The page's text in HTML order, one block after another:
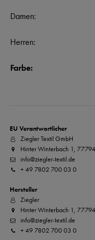
Damen:
Herren:
Farbe:
EU Verantwortlicher
Ziegler Textil GmbH
Hinter Winterbach 1,
info@ziegler-textil.de
+ 49 7802 700 03 0
Hersteller
Ziegler
Hinter Winterbach 1,
info@ziegler-textil.de
+ 49 7802 700 03 0